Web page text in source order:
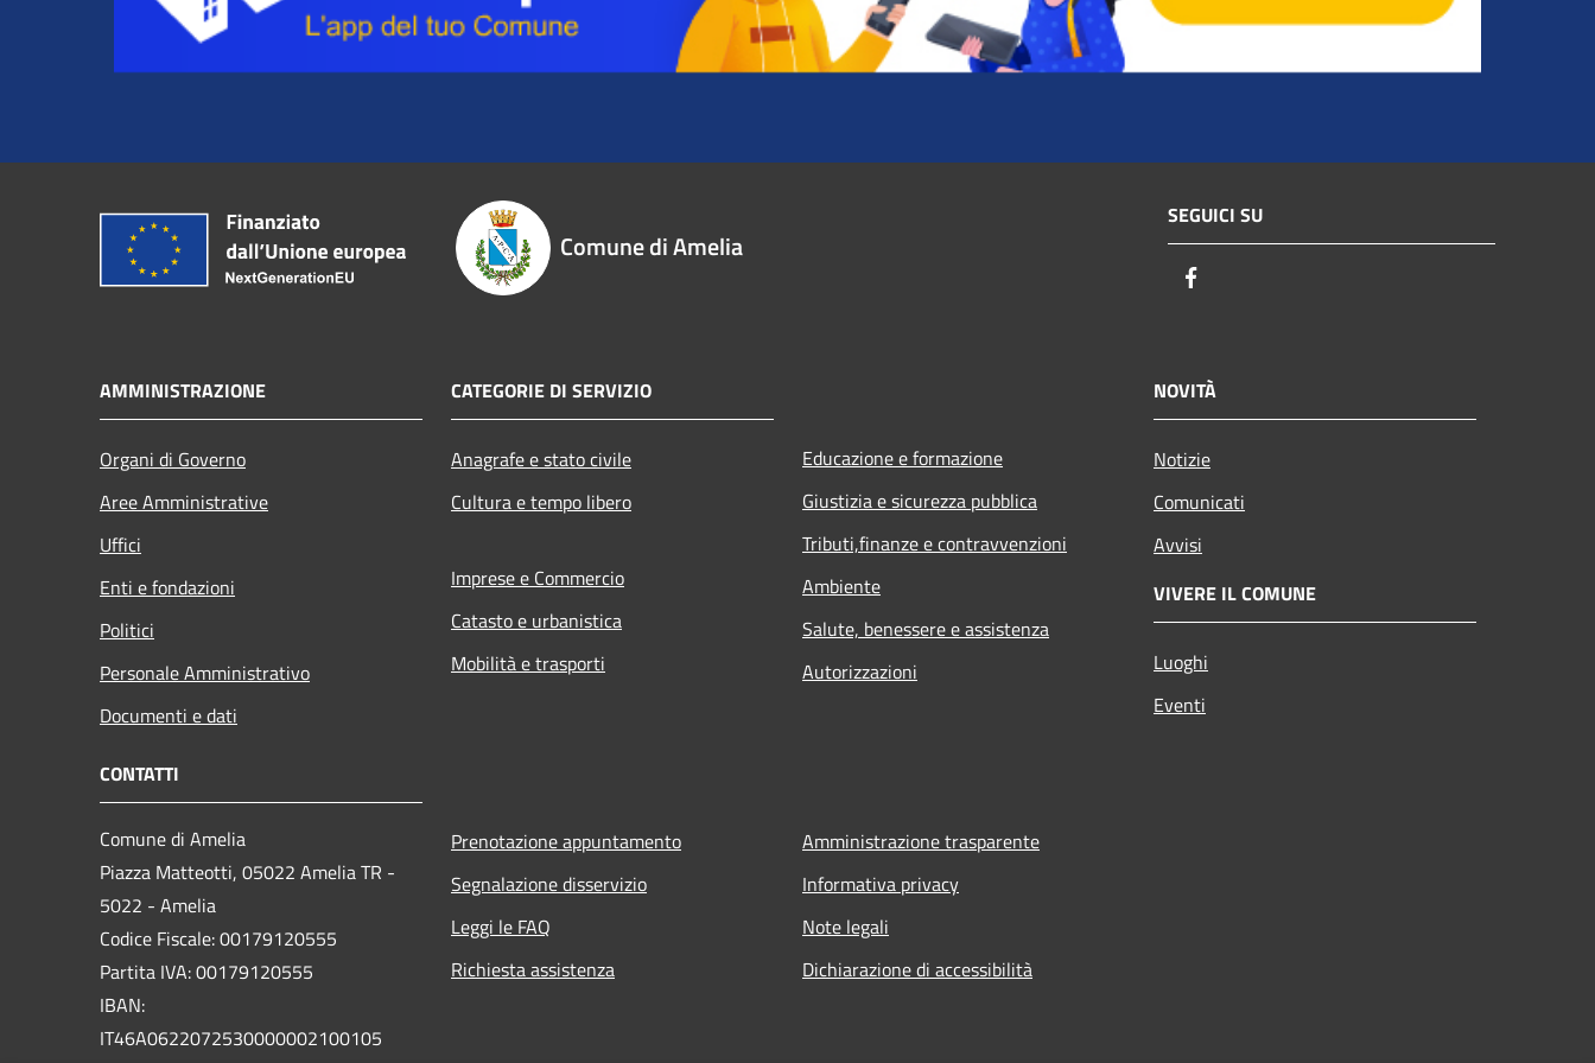
Comune di Amelia
SEGUICI SU
AMMINISTRAZIONE
Organi di Governo
Aree Amministrative
Uffici
Enti e fondazioni
Politici
Personale Amministrativo
Documenti e dati
CATEGORIE DI SERVIZIO
Anagrafe e stato civile
Cultura e tempo libero
Imprese e Commercio
Catasto e urbanistica
Mobilità e trasporti
Educazione e formazione
Giustizia e sicurezza pubblica
Tributi,finanze e contravvenzioni
Ambiente
Salute, benessere e assistenza
Autorizzazioni
NOVITÀ
Notizie
Comunicati
Avvisi
VIVERE IL COMUNE
Luoghi
Eventi
CONTATTI
Comune di Amelia
Piazza Matteotti, 05022 Amelia TR -
5022 - Amelia
Codice Fiscale: 00179120555
Partita IVA: 00179120555
IBAN:
IT46A0622072530000002100105
Prenotazione appuntamento
Segnalazione disservizio
Leggi le FAQ
Richiesta assistenza
Amministrazione trasparente
Informativa privacy
Note legali
Dichiarazione di accessibilità